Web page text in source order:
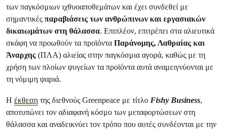
των παγκόσμιων ιχθυοαποθεμάτων και έχει συνδεθεί με
σημαντικές παραβιάσεις των ανθρώπινων και εργασιακών
δικαιωμάτων στη θάλασσα. Επιπλέον, επιτρέπει στα αλιευτικά
σκάφη να προωθούν τα προϊόντα Παράνομης, Λαθραίας και
Άναρχης (ΠΛΑ) αλιείας στην παγκόσμια αγορά, καθώς με τη
χρήση των πλοίων ψυγείων τα προϊόντα αυτά αναμειγνύονται με
τη νόμιμη ψαριά.
Η έκθεση της διεθνούς Greenpeace με τίτλο Fishy Business,
αποτυπώνει τον αδιαφανή κόσμο των μεταφορτώσεων στη
θάλασσα και αναδεικνύει τον τρόπο που αυτές συνδέονται με την